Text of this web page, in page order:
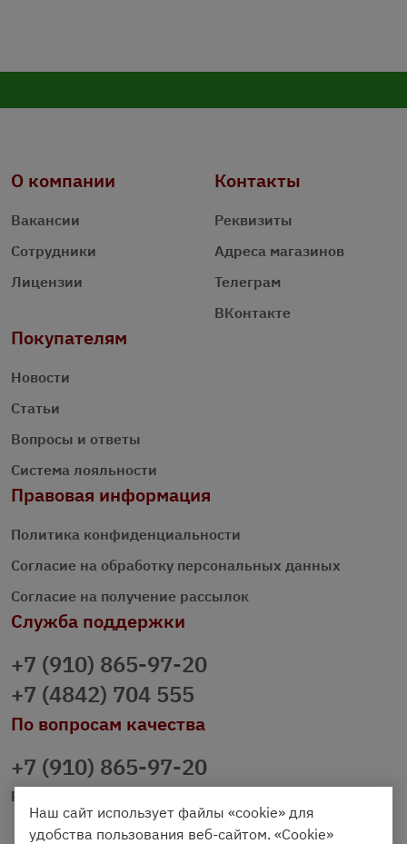
О компании
Вакансии
Сотрудники
Лицензии
Контакты
Реквизиты
Адреса магазинов
Телеграм
ВКонтакте
Покупателям
Новости
Статьи
Вопросы и ответы
Система лояльности
Правовая информация
Политика конфиденциальности
Согласие на обработку персональных данных
Согласие на получение рассылок
Служба поддержки
+7 (910) 865-97-20
+7 (4842) 704 555
По вопросам качества
+7 (910) 865-97-20
prazdnichniy40@palmi.ru
Наш сайт использует файлы «cookie» для
удобства пользования веб-сайтом. «Cookie»